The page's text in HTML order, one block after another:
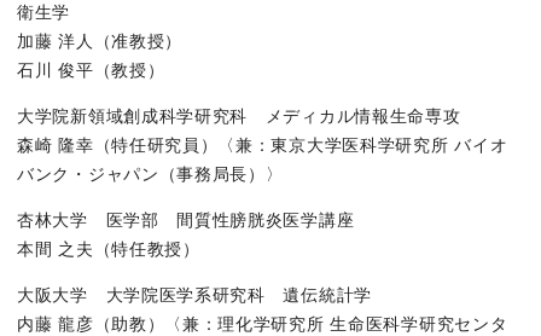
図1. 間質性膀胱炎（ハンナ型）のゲノムワイド関連解析
間質性膀胱炎（ハンナ型）の発症に関わる遺伝子領域をMHC領域
図2. 間質性膀胱炎（ハンナ型）のHLA遺伝子領域ファインマッピ
興味深いことに、HLA-DQB1遺伝子の71、74、75番目のアミノ
衛生学
加藤 洋人（准教授）
石川 俊平（教授）
大学院新領域創成科学研究科 メディカル情報生命専攻
森崎 隆幸（特任研究員）〈兼：東京大学医科学研究所 バイオ
バンク・ジャパン（事務局長）〉
杏林大学 医学部 間質性膀胱炎医学講座
本間 之夫（特任教授）
大阪大学 大学院医学系研究科 遺伝統計学
内藤 龍彦（助教）〈兼：理化学研究所 生命医科学研究センタ